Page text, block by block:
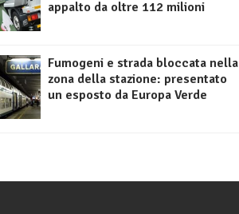
appalto da oltre 112 milioni
Fumogeni e strada bloccata nella
zona della stazione: presentato
un esposto da Europa Verde